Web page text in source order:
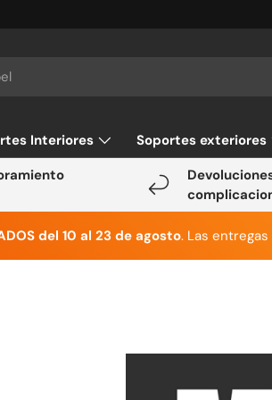
Interiores Soportes exteriores
del 10 al 23 de agosto. Las